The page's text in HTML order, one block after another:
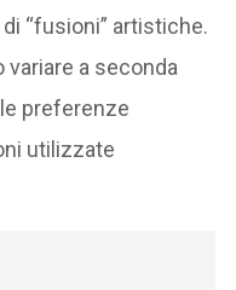
“fusioni” artistiche.
a seconda
preferenze
utilizzate